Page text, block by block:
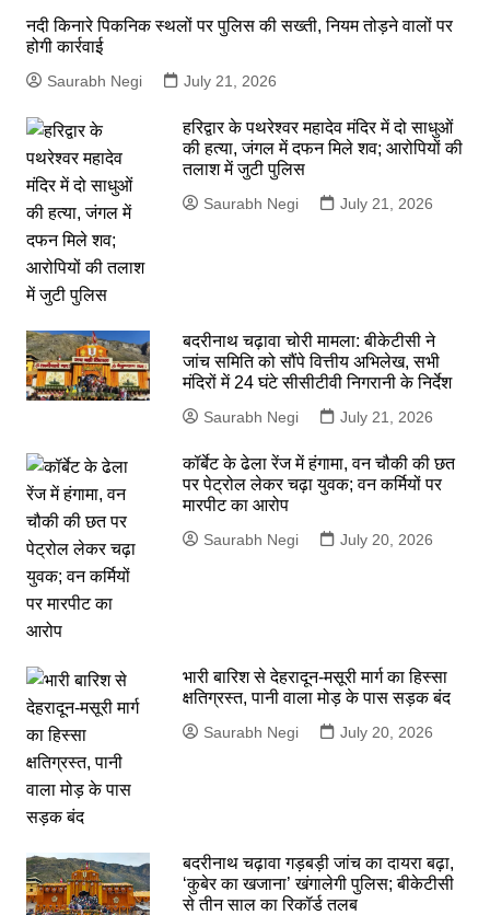
नदी किनारे पिकनिक स्थलों पर पुलिस की सख्ती, नियम तोड़ने वालों पर
होगी कार्रवाई
Saurabh Negi July 21, 2026
हरिद्वार के पथरेश्वर महादेव मंदिर में दो साधुओं
की हत्या, जंगल में दफन मिले शव; आरोपियों की
तलाश में जुटी पुलिस
Saurabh Negi July 21, 2026
बदरीनाथ चढ़ावा चोरी मामला: बीकेटीसी ने
जांच समिति को सौंपे वित्तीय अभिलेख, सभी
मंदिरों में 24 घंटे सीसीटीवी निगरानी के निर्देश
Saurabh Negi July 21, 2026
कॉर्बेट के ढेला रेंज में हंगामा, वन चौकी की छत
पर पेट्रोल लेकर चढ़ा युवक; वन कर्मियों पर
मारपीट का आरोप
Saurabh Negi July 20, 2026
भारी बारिश से देहरादून-मसूरी मार्ग का हिस्सा
क्षतिग्रस्त, पानी वाला मोड़ के पास सड़क बंद
Saurabh Negi July 20, 2026
बदरीनाथ चढ़ावा गड़बड़ी जांच का दायरा बढ़ा,
‘कुबेर का खजाना’ खंगालेगी पुलिस; बीकेटीसी
से तीन साल का रिकॉर्ड तलब